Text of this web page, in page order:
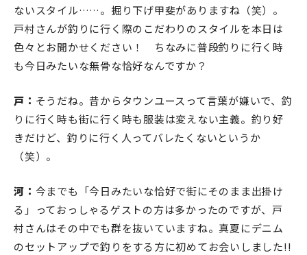
ないスタイル……。掘り下げ甲斐がありますね（笑）。
戸村さんが釣りに行く際のこだわりのスタイルを本日は
色々とお聞かせください！ ちなみに普段釣りに行く時
も今日みたいな無骨な恰好なんですか？
戸： そうだね。昔からタウンユースって言葉が嫌いで、釣
りに行く時も街に行く時も服装は変えない主義。釣り好
きだけど、釣りに行く人ってバレたくないというか
（笑）。
河： 今までも「今日みたいな恰好で街にそのまま出掛け
る」っておっしゃるゲストの方は多かったのですが、戸
村さんはその中でも群を抜いていますね。真夏にデニム
のセットアップで釣りをする方に初めてお会いしました!!